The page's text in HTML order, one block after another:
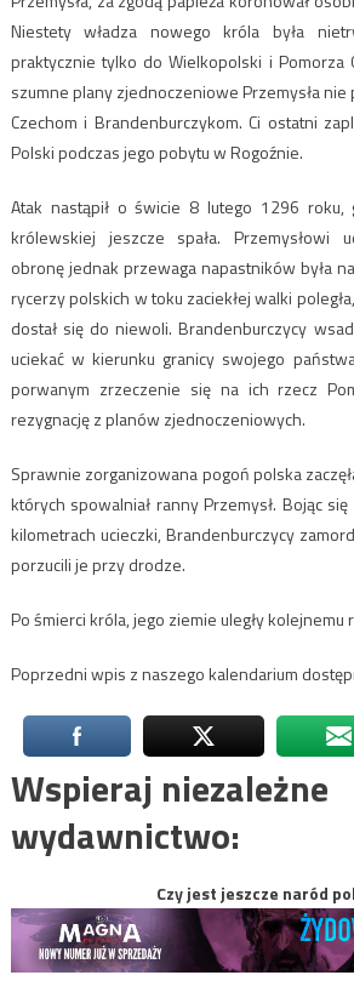
Niestety władza nowego króla była
praktycznie tylko do Wielkopolski i Pomorza
szumne plany zjednoczeniowe Przemysła nie
Czechom i Brandenburczykom. Ci ostatni
Polski podczas jego pobytu w Rogoźnie.
Atak nastąpił o świcie 8 lutego 1296 roku,
królewskiej jeszcze spała. Przemysłowi
obronę jednak przewaga napastników była
rycerzy polskich w toku zaciekłej walki
dostał się do niewoli. Brandenburczycy
uciekać w kierunku granicy swojego
porwanym zrzeczenie się na ich rzecz
rezygnację z planów zjednoczeniowych.
Sprawnie zorganizowana pogoń polska
których spowalniał ranny Przemysł. Bojąc
kilometrach ucieczki, Brandenburczycy
porzucili je przy drodze.
Po śmierci króla, jego ziemie uległy kolejnemu
Poprzedni wpis z naszego kalendarium
Wspieraj niezależne
wydawnictwo:
Czy jest jeszcze naród